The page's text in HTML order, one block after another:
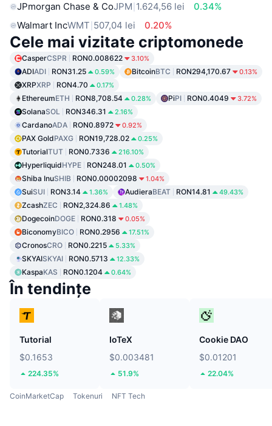
JPmorgan Chase & CoJPM 1.624,56 lei
0.34%
Walmart IncWMT 507,04 lei 0.20%
Cele mai vizitate criptomonede
CasperCSPR RON0.008622 3.10%
ADIADI RON31.25 0.59% BitcoinBTC RON294,170.67 0.13%
XRPXRP RON4.70 0.17%
EthereumETH RON8,708.54 0.28% PiPI RON0.4049 3.72%
SolanaSOL RON346.31 2.16%
CardanoADA RON0.8972 0.92%
PAX GoldPAXG RON19,728.02 0.25%
TutorialTUT RON0.7336 216.10%
HyperliquidHYPE RON248.01 0.50%
Shiba InuSHIB RON0.00002098 1.04%
SuiSUI RON3.14 1.36% AudieraBEAT RON14.81 49.43%
ZcashZEC RON2,324.86 1.48%
DogecoinDOGE RON0.318 0.05%
BiconomyBICO RON0.2956 17.51%
CronosCRO RON0.2215 5.33%
SKYAISKYAI RON0.5713 12.33%
KaspaKAS RON0.1204 0.64%
În tendințe
Tutorial
$0.1653
224.35%
IoTeX
$0.003481
51.9%
Cookie DAO
$0.01201
22.04%
CoinMarketCap Tokenuri NFT Tech